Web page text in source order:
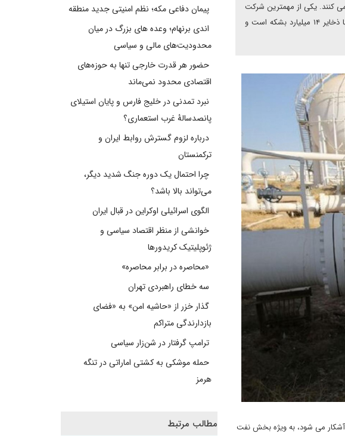
کنند. یکی از مهمترین شرکت
های نفتی روسی که در حال حاضر در عراق فعالیت دارند شرکت لوک اویل است که اپراتور اصلی میدان نفتی غرب قرنه ۲ با ذخایر ۱۴ میلیارد بشکه است و
آشکار می شود، به ویژه بخش نفت
پیمان دفاعی مکه؛ نظم امنیتی جدید منطقه
اندی برنهام؛ وعده های بزرگ در میان
محدودیت‌های مالی و سیاسی
حضور هر قدرت خارجی تنها به حوزه‌های
اقتصادی محدود نمی‌ماند
نبرد تمدنی در خلیج فارس و پایان استیلای
پانصدسالۀ غرب استعماری؟
درباره لزوم گسترش روابط ایران و
ترکمنستان
چرا احتمال یک دوره جنگ شدید دیگر،
می‌تواند بالا باشد؟
الگوی اسرائیلی اوکراین در قبال ایران
خوانشی از منظر اقتصاد سیاسی و
ژئوپلیتیک کریدورها
«محاصره در برابر محاصره»
سه خطای راهبردی تهران
گذار خزر از «حاشیه امن» به «فضای
بازدارندگی متراکم
ترامپ گرفتار در شن‌زار سیاسی
حمله موشکی به کشتی اماراتی در تنگه
هرمز
مطالب مرتبط